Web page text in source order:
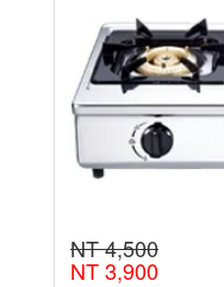
NT 4,500
NT 3,900